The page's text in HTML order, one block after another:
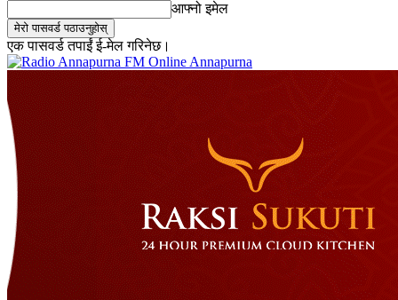
आफ्नो इमेल
एक पासवर्ड तपाईं ई-मेल गरिनेछ।
Online Annapurna